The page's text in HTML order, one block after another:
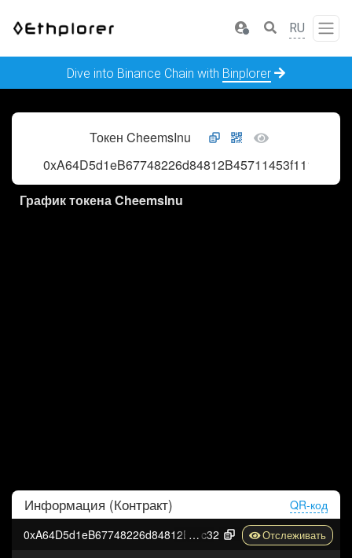
RU
Dive into Binance Chain with Binplorer
Токен CheemsInu
0xA64D5d1eB67748226d84812B45711453f1118c32
График токена CheemsInu
Информация (Контракт)
QR-код
0xA64D5d1eB67748226d84812B45711453f1118
c32